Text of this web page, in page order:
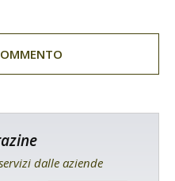
dalle aziende